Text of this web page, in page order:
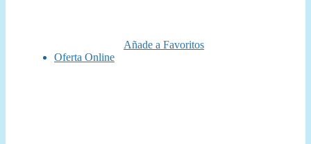
Añade a Favoritos
Oferta Online